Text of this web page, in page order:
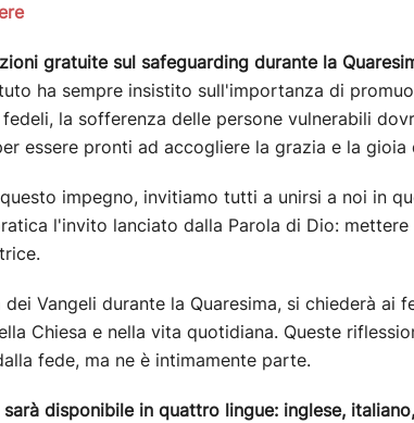
gratuite sul safeguarding durante la
ha sempre insistito sull'importanza di
la sofferenza delle persone vulnerabili
essere pronti ad accogliere la grazia e la
impegno, invitiamo tutti a unirsi a noi in
l'invito lanciato dalla Parola di Dio:
dei Vangeli durante la Quaresima, si chiederà
Chiesa e nella vita quotidiana. Queste
fede, ma ne è intimamente parte.
disponibile in quattro lingue: inglese,